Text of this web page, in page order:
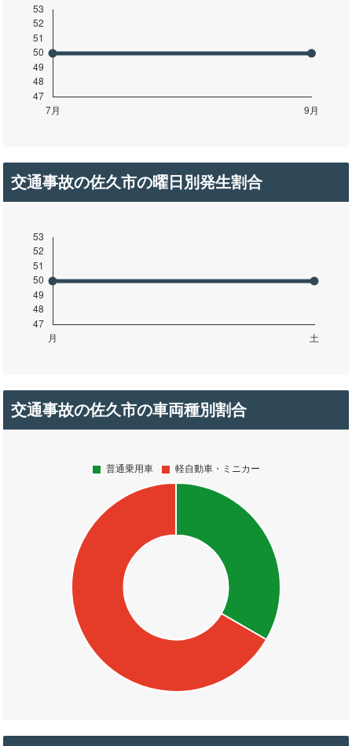
交通事故の佐久市の曜日別発生割合
交通事故の佐久市の車両種別割合